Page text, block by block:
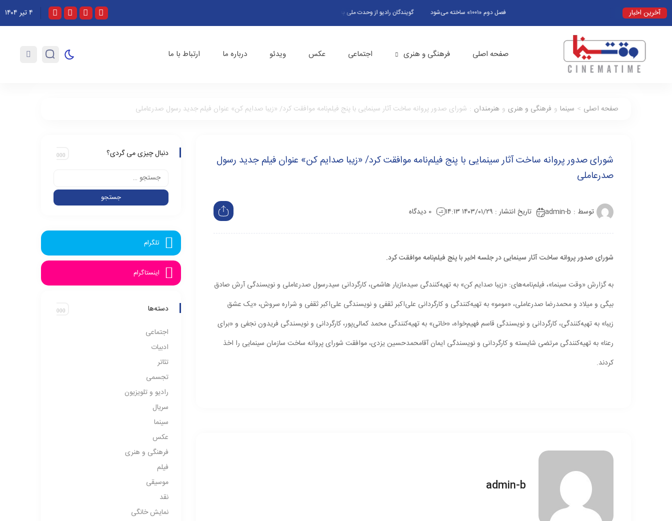
آخرین اخبار فصل دوم «۱۰۰۱» ساخته می‌شود گویندگان رادیو از وحدت ملی به عنوان پاسخ قاطع به تجاوز صهیونیست‌ها گفتند تقدیر صندوق اعتباری هنر از نقش موثر و تلاش‌های خستگی ناپذیر اصحاب رسانه در روزهای
۴ تیر ۱۴۰۴
صفحه اصلی فرهنگی و هنری اجتماعی عکس ویدئو درباره ما ارتباط با ما
صفحه اصلی > سینما و فرهنگی و هنری و هنرمندان : شورای صدور پروانه ساخت آثار سینمایی با پنج فیلم‌نامه موافقت کرد/ «زیبا صدایم کن» عنوان فیلم جدید رسول صدرعاملی
شورای صدور پروانه ساخت آثار سینمایی با پنج فیلم‌نامه موافقت کرد/ «زیبا صدایم کن» عنوان فیلم جدید رسول
صدرعاملی
توسط : admin-b تاریخ انتشار : ۱۴۰۳/۰۱/۲۹ ۱۴:۱۳ 0 دیدگاه
شورای صدور پروانه ساخت آثار سینمایی در جلسه اخیر با پنج فیلم‌نامه موافقت کرد.
به گزارش «وقت سینما»، فیلم‌نامه‌های: «زیبا صدایم کن» به تهیه‌کنندگی سیدمازیار هاشمی، کارگردانی سیدرسول صدرعاملی و نویسندگی آرش صادق
بیگی‏ و میلاد و محمدرضا صدرعاملی، «مومو» به تهیه‌کنندگی و کارگردانی علی‌اکبر ثقفی و نویسندگی علی‌اکبر ثقفی‏‏ و شراره سروش، «یک عشق
زیبا» به تهیه‌کنندگی، کارگردانی و نویسندگی قاسم فهیم‌خواه، «خاتی» به تهیه‌کنندگی محمد کمالی‌پور، کارگردانی و نویسندگی فریدون نجفی و «برای
رعنا» به تهیه‌کنندگی مرتضی شایسته و کارگردانی و نویسندگی ایمان آقامحمدحسین یزدی، موافقت شورای پروانه ساخت سازمان سینمایی را اخذ
کردند.
admin-b
دنبال چیزی می گردی؟
تلگرام
اینستاگرام
دسته‌ها
اجتماعی
ادبیات
تئاتر
تجسمی
رادیو و تلویزیون
سریال
سینما
عکس
فرهنگی و هنری
فیلم
موسیقی
نقد
نمایش خانگی